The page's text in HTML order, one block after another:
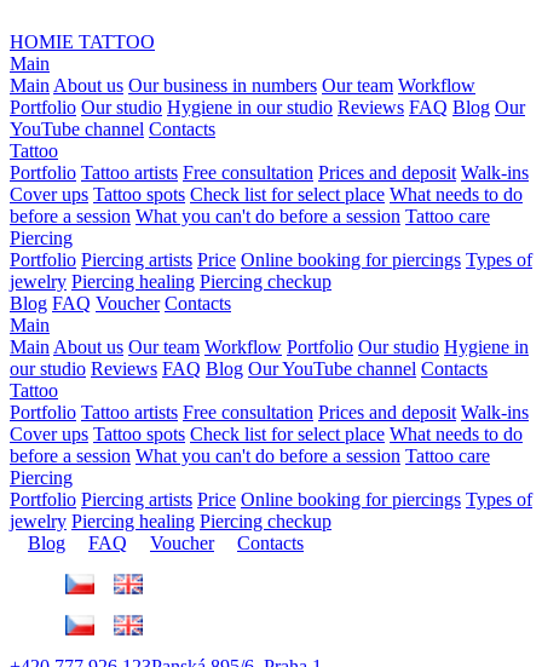
HOMIE TATTOO
Main
Main About us Our business in numbers Our team Workflow
Portfolio Our studio Hygiene in our studio Reviews FAQ Blog Our
YouTube channel Contacts
Tattoo
Portfolio Tattoo artists Free consultation Prices and deposit Walk-ins
Cover ups Tattoo spots Check list for select place What needs to do
before a session What you can't do before a session Tattoo care
Piercing
Portfolio Piercing artists Price Online booking for piercings Types of
jewelry Piercing healing Piercing checkup
Blog FAQ Voucher Contacts
Main
Main About us Our team Workflow Portfolio Our studio Hygiene in
our studio Reviews FAQ Blog Our YouTube channel Contacts
Tattoo
Portfolio Tattoo artists Free consultation Prices and deposit Walk-ins
Cover ups Tattoo spots Check list for select place What needs to do
before a session What you can't do before a session Tattoo care
Piercing
Portfolio Piercing artists Price Online booking for piercings Types of
jewelry Piercing healing Piercing checkup
Blog
FAQ Voucher Contacts